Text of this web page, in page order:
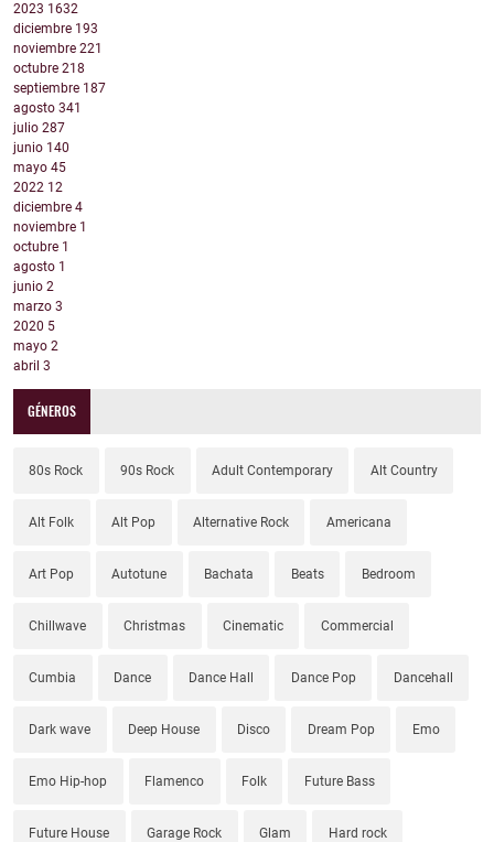
2023 1632
diciembre 193
noviembre 221
octubre 218
septiembre 187
agosto 341
julio 287
junio 140
mayo 45
2022 12
diciembre 4
noviembre 1
octubre 1
agosto 1
junio 2
marzo 3
2020 5
mayo 2
abril 3
GÉNEROS
80s Rock 90s Rock Adult Contemporary Alt Country
Alt Folk Alt Pop Alternative Rock Americana
Art Pop Autotune Bachata Beats Bedroom
Chillwave Christmas Cinematic Commercial
Cumbia Dance Dance Hall Dance Pop Dancehall
Dark wave Deep House Disco Dream Pop Emo
Emo Hip-hop Flamenco Folk Future Bass
Future House Garage Rock Glam Hard rock